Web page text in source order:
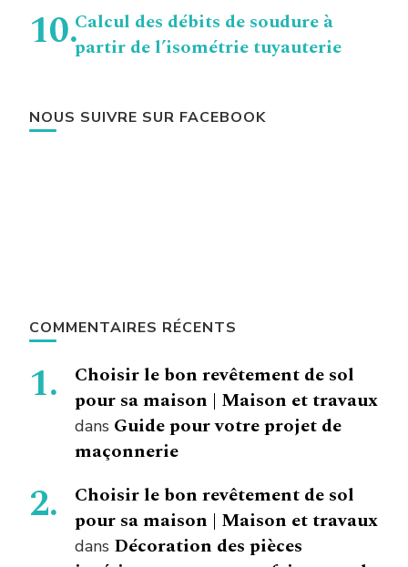
Calcul des débits de soudure à
partir de l’isométrie tuyauterie
NOUS SUIVRE SUR FACEBOOK
COMMENTAIRES RÉCENTS
Choisir le bon revêtement de sol
pour sa maison | Maison et travaux
dans Guide pour votre projet de
maçonnerie
Choisir le bon revêtement de sol
pour sa maison | Maison et travaux
dans Décoration des pièces